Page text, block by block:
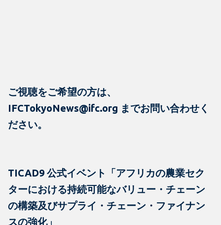
ご視聴をご希望の方は、
IFCTokyoNews@ifc.org までお問い合わせく
ださい。
TICAD9 公式イベント「アフリカの農業セク
ターにおける持続可能なバリュー・チェーン
の構築及びサプライ・チェーン・ファイナン
スの強化」